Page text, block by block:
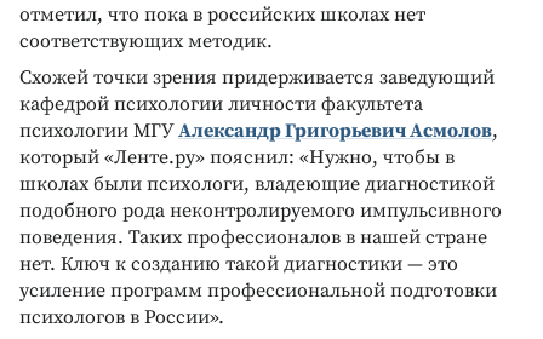
отметил, что пока в российских школах нет
соответствующих методик.
Схожей точки зрения придерживается заведующий
кафедрой психологии личности факультета
психологии МГУАлександр Григорьевич Асмолов,
который «Ленте.ру» пояснил: «Нужно, чтобы в
школах были психологи, владеющие диагностикой
подобного рода неконтролируемого импульсивного
поведения. Таких профессионалов в нашей стране
нет. Ключ к созданию такой диагностики — это
усиление программ профессиональной подготовки
психологов в России».